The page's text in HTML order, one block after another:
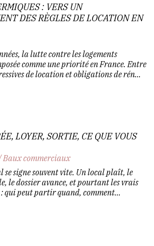
: VERS UN
DES RÈGLES DE LOCATION EN
la lutte contre les logements
comme une priorité en France. Entre
de location et obligations de rén...
LOYER, SORTIE, CE QUE VOUS
Baux commerciaux
se signe souvent vite. Un local plaît, le
le dossier avance, et pourtant les vrais
qui peut partir quand, comment...